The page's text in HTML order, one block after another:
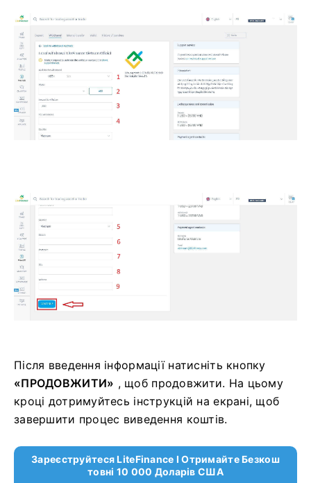
Після введення інформації натисніть кнопку
«ПРОДОВЖИТИ» , щоб продовжити. На цьому
кроці дотримуйтесь інструкцій на екрані, щоб
завершити процес виведення коштів.
Зареєструйтеся LiteFinance І Отримайте Безкош
Товні 10 000 Доларів США